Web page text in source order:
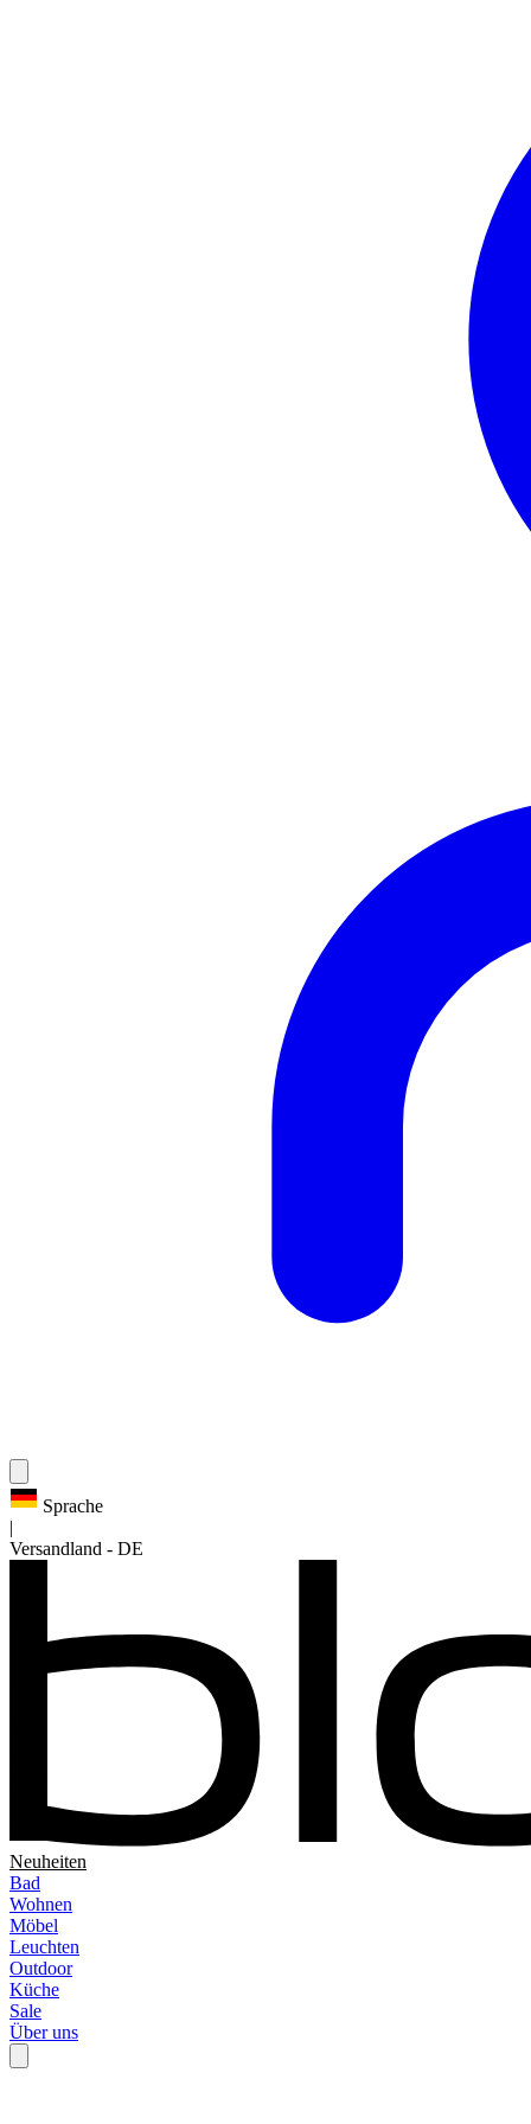
Sprache
Versandland - DE
Neuheiten
Bad
Wohnen
Möbel
Leuchten
Outdoor
Küche
Sale
Über uns